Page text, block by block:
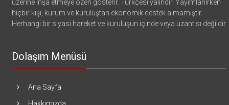
üzerine inşa etmeye özen gösterir. Türkçesi yalındır. Yayımlanırken
hiçbir kişi, kurum ve kuruluştan ekonomik destek almamıştır.
Herhangi bir siyasi hareket ve kuruluşun içinde veya uzantısı değildir
Dolaşım Menüsü
Ana Sayfa
Hakkımızda